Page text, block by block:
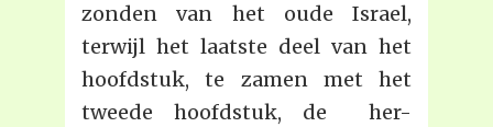
zonden van het oude Israel,
terwijl het laatste deel van het
hoofdstuk, te zamen met het
tweede hoofdstuk, de her-